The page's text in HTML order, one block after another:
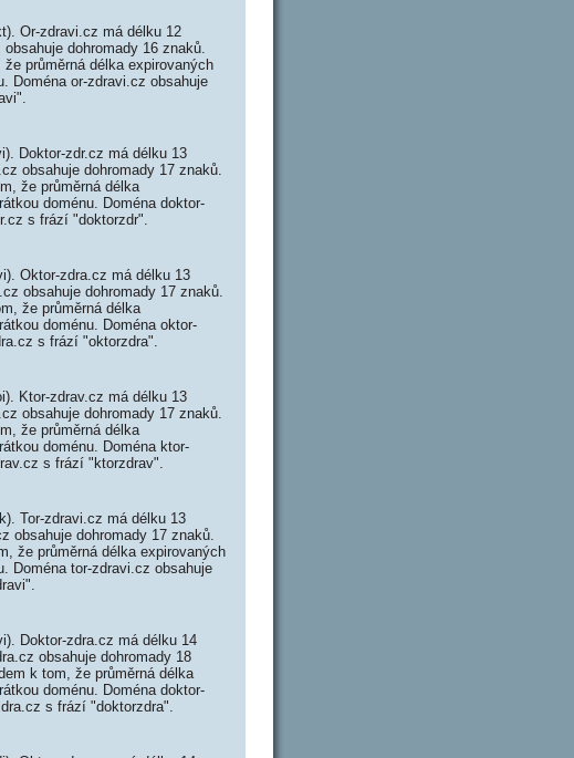
Or-zdravi.cz má délku 12
dohromady 16 znaků.
průměrná délka expirovaných
Doména or-zdravi.cz obsahuje
Doktor-zdr.cz má délku 13
obsahuje dohromady 17 znaků.
že průměrná délka
doménu. Doména doktor-
s frází "doktorzdr".
Oktor-zdra.cz má délku 13
obsahuje dohromady 17 znaků.
že průměrná délka
doménu. Doména oktor-
s frází "oktorzdra".
Ktor-zdrav.cz má délku 13
obsahuje dohromady 17 znaků.
že průměrná délka
doménu. Doména ktor-
s frází "ktorzdrav".
Tor-zdravi.cz má délku 13
obsahuje dohromady 17 znaků.
že průměrná délka expirovaných
Doména tor-zdravi.cz obsahuje
Doktor-zdra.cz má délku 14
obsahuje dohromady 18
k tom, že průměrná délka
doménu. Doména doktor-
s frází "doktorzdra".